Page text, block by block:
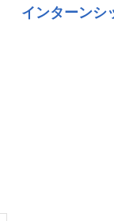
インターン